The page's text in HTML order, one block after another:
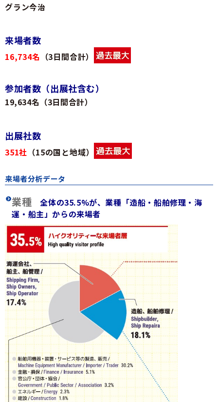
グラン今治
来場者数
16,734名 （3日間合計）
参加者数（出展社含む）
19,634名（3日間合計）​
出展社数
351社 （15の国と地域）
来場者分析データ
業種全体の35.5%が、業種「造船・船舶修理・海
運・船主」からの来場者